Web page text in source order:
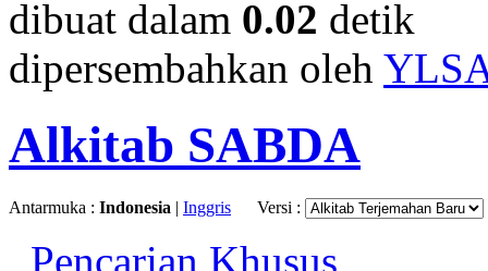
dibuat dalam 0.02 detik
dipersembahkan oleh
Alkitab SABDA
Antarmuka : Indonesia | Inggris Versi :
Pencarian Khusus